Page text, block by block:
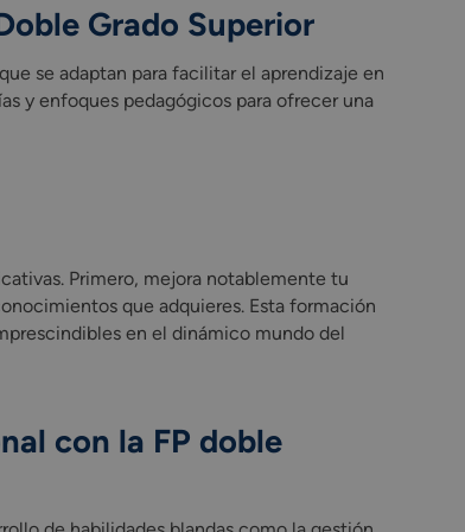
Grado Superior
se adaptan para facilitar el aprendizaje en
y enfoques pedagógicos para ofrecer una
Primero, mejora notablemente tu
que adquieres. Esta formación
en el dinámico mundo del
con la FP doble